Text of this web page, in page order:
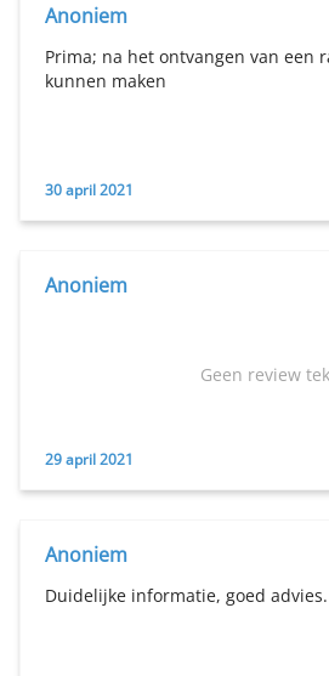
Anoniem
Prima; na het ontvangen van een
kunnen maken
30 april 2021
Anoniem
Geen review
29 april 2021
Anoniem
Duidelijke informatie, goed advies.